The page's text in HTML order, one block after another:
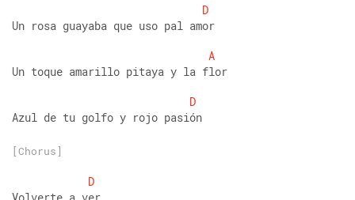
D
Un rosa guayaba que uso pal amor
A
Un toque amarillo pitaya y la flor
D
Azul de tu golfo y rojo pasión
[Chorus]
D